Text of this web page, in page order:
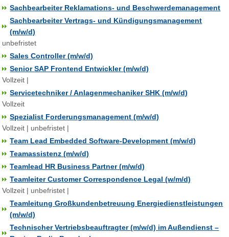
Sachbearbeiter Reklamations- und Beschwerdemanagement
Sachbearbeiter Vertrags- und Kündigungsmanagement
(m/w/d)
unbefristet
Sales Controller (m/w/d)
Senior SAP Frontend Entwickler (m/w/d)
Vollzeit |
Servicetechniker / Anlagenmechaniker SHK (m/w/d)
Vollzeit
Spezialist Forderungsmanagement (m/w/d)
Vollzeit | unbefristet |
Team Lead Embedded Software-Development (m/w/d)
Teamassistenz (m/w/d)
Teamlead HR Business Partner (m/w/d)
Teamleiter Customer Correspondence Legal (w/m/d)
Vollzeit | unbefristet |
Teamleitung Großkundenbetreuung Energiedienstleistungen
(m/w/d)
Technischer Vertriebsbeauftragter (m/w/d) im Außendienst –